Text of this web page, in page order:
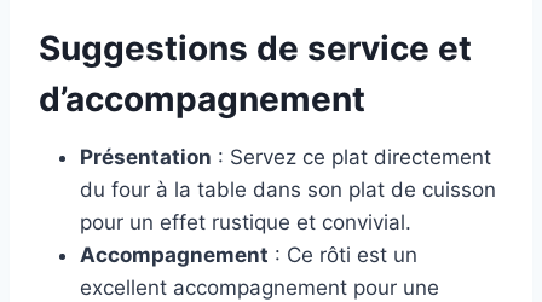
Suggestions de service et
d’accompagnement
Présentation : Servez ce plat directement
du four à la table dans son plat de cuisson
pour un effet rustique et convivial.
Accompagnement : Ce rôti est un
excellent accompagnement pour une